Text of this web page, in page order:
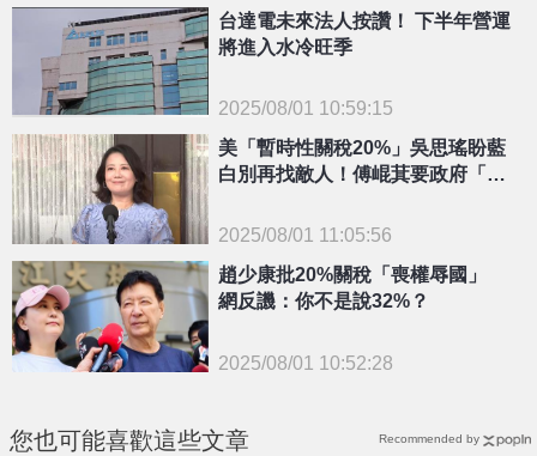
台達電未來法人按讚！ 下半年營運
將進入水冷旺季
2025/08/01 10:59:15
{PLAYICON}
美「暫時性關稅20%」吳思瑤盼藍
白別再找敵人！傅崐萁要政府「快
2025/08/01 11:05:56
趙少康批20%關稅「喪權辱國」
網反譏：你不是說32%？
2025/08/01 10:52:28
您也可能喜歡這些文章 Recommended by